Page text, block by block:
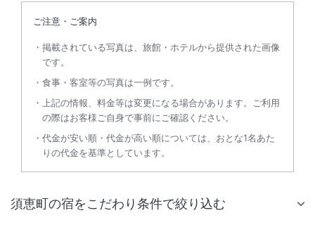
ご注意・ご案内
掲載されている写真は、旅館・ホテルから提供された画像
です。
食事・客室等の写真は一例です。
上記の情報、料金等は変更になる場合があります。ご利用
の際はお客様ご自身で事前にご確認ください。
代金が安い順・代金が高い順については、おとな1名あた
りの代金を基準としています。
須恵町の宿をこだわり条件で絞り込む